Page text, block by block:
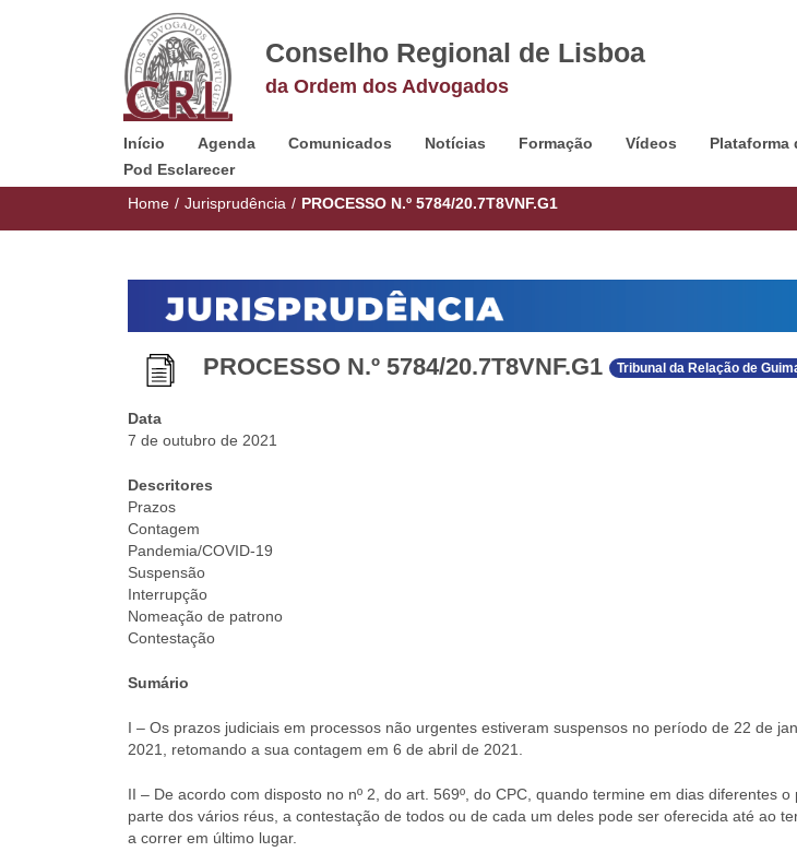
Conselho Regional de Lisboa
da Ordem dos Advogados
Início Agenda Comunicados Notícias Formação Vídeos Plataforma
Pod Esclarecer
Home / Jurisprudência / PROCESSO N.º 5784/20.7T8VNF.G1
PROCESSO N.º 5784/20.7T8VNF.G1 Tribunal da Relação de
Data
7 de outubro de 2021
Descritores
Prazos
Contagem
Pandemia/COVID-19
Suspensão
Interrupção
Nomeação de patrono
Contestação
Sumário
I – Os prazos judiciais em processos não urgentes estiveram suspensos no período de 22 de
2021, retomando a sua contagem em 6 de abril de 2021.
II – De acordo com disposto no nº 2, do art. 569º, do CPC, quando termine em dias diferentes
parte dos vários réus, a contestação de todos ou de cada um deles pode ser oferecida até ao
a correr em último lugar.